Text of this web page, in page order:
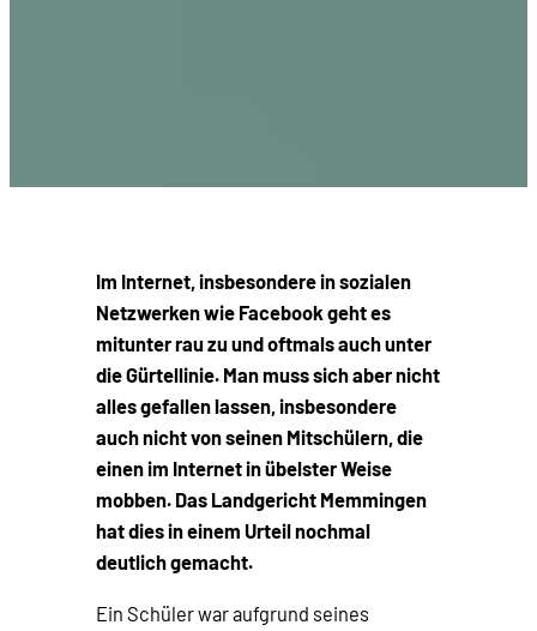
Im Internet, insbesondere in sozialen
Netzwerken wie Facebook geht es
mitunter rau zu und oftmals auch unter
die Gürtellinie. Man muss sich aber nicht
alles gefallen lassen, insbesondere
auch nicht von seinen Mitschülern, die
einen im Internet in übelster Weise
mobben. Das Landgericht Memmingen
hat dies in einem Urteil nochmal
deutlich gemacht.
Ein Schüler war aufgrund seines